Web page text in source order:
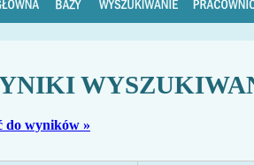
do wyników »